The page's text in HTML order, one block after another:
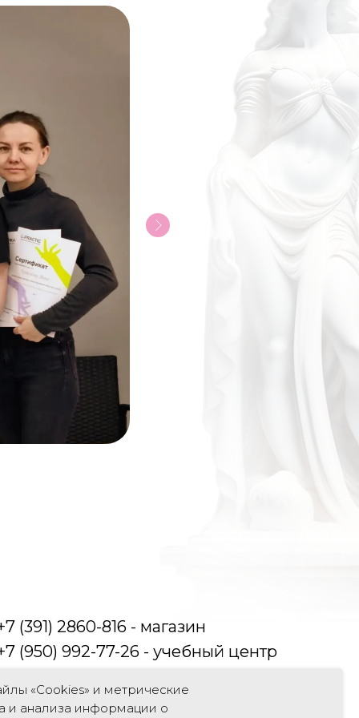
(391) 2860-816 - магазин
(950) 992-77-26 - учебный центр
«Cookies» и метрические
и анализа информации о